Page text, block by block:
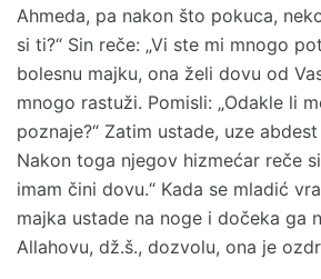
Ahmeda, pa nakon što pokuca,
si ti?“ Sin reče: „Vi ste mi mnogo
bolesnu majku, ona želi dovu od
mnogo rastuži. Pomisli: „Odakle li
poznaje?“ Zatim ustade, uze
Nakon toga njegov hizmećar reče
imam čini dovu.“ Kada se mladić
majka ustade na noge i dočeka ga
Allahovu, dž.š., dozvolu, ona je